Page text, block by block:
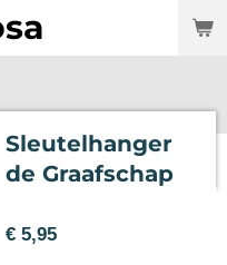
Sleutelhanger
de Graafschap
€ 5,95